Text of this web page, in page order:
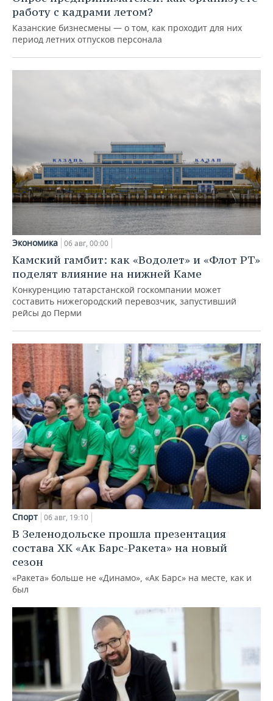
работу с кадрами летом?
Казанские бизнесмены — о том, как проходит для них
период летних отпусков персонала
Экономика 06 авг, 00:00
Камский гамбит: как «Водолет» и «Флот РТ»
поделят влияние на нижней Каме
Конкуренцию татарстанской госкомпании может
составить нижегородский перевозчик, запустивший
рейсы до Перми
Спорт 06 авг, 19:10
В Зеленодольске прошла презентация
состава ХК «Ак Барс-Ракета» на новый
сезон
«Ракета» больше не «Динамо», «Ак Барс» на месте, как и
был